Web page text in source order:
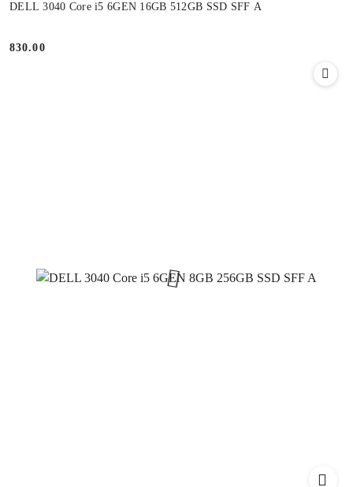
DELL 3040 Core i5 6GEN 16GB 512GB SSD SFF A
Cena:
830.00